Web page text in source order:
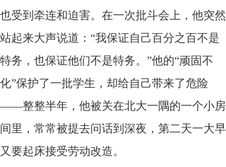
也受到牵连和迫害。在一次批斗会上，他突然
站起来大声说道：“我保证自己百分之百不是
特务，也保证他们不是特务。”他的“顽固不
化”保护了一批学生，却给自己带来了危险
——整整半年，他被关在北大一隅的一个小房
间里，常常被提去问话到深夜，第二天一大早
又要起床接受劳动改造。